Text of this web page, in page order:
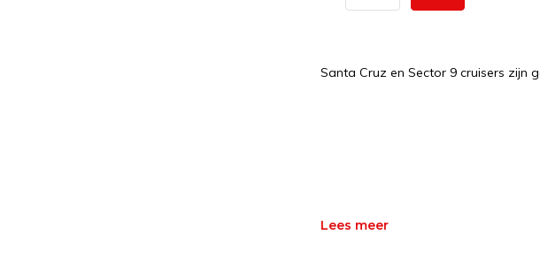
Santa Cruz en Sector 9 cruisers zijn
Lees meer